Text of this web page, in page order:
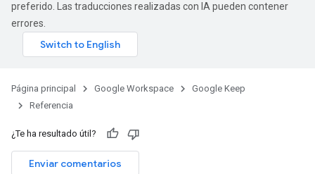
preferido. Las traducciones realizadas con IA pueden contener
errores.
Página principal Google Workspace
Google Keep
Referencia
¿Te ha resultado útil?
Enviar comentarios